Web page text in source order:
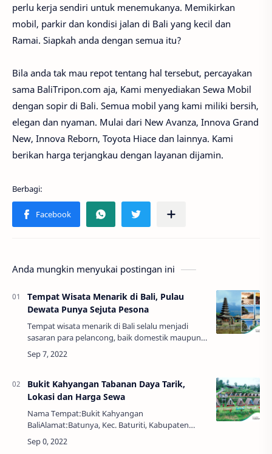
perlu kerja sendiri untuk menemukanya. Memikirkan
mobil, parkir dan kondisi jalan di Bali yang kecil dan
Ramai. Siapkah anda dengan semua itu?
Bila anda tak mau repot tentang hal tersebut, percayakan
sama BaliTripon.com aja, Kami menyediakan Sewa Mobil
dengan sopir di Bali. Semua mobil yang kami miliki bersih,
elegan dan nyaman. Mulai dari New Avanza, Innova Grand
New, Innova Reborn, Toyota Hiace dan lainnya. Kami
berikan harga terjangkau dengan layanan dijamin.
Anda mungkin menyukai postingan ini
Tempat Wisata Menarik di Bali, Pulau
Dewata Punya Sejuta Pesona
Tempat wisata menarik di Bali selalu menjadi
sasaran para pelancong, baik domestik maupun
mancanegara. Tempat wisata Bali menampilkan
aneka jenis wisata. Mau wisata kuliner, …
Bukit Kahyangan Tabanan Daya Tarik,
Lokasi dan Harga Sewa
Nama Tempat:Bukit Kahyangan
BaliAlamat:Batunya, Kec. Baturiti, Kabupaten
Tabanan, Bali 82191Jam:Check In 14.00 WIBCheck
Out 12.00 WIBHarga Sewa:Rp. 275.000 - Rp.